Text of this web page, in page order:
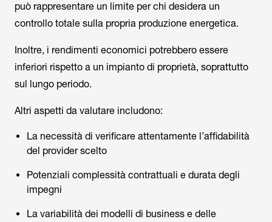
può rappresentare un limite per chi desidera un
controllo totale sulla propria produzione energetica.
Inoltre, i rendimenti economici potrebbero essere
inferiori rispetto a un impianto di proprietà, soprattutto
sul lungo periodo.
Altri aspetti da valutare includono:
La necessità di verificare attentamente l’affidabilità
del provider scelto
Potenziali complessità contrattuali e durata degli
impegni
La variabilità dei modelli di business e delle